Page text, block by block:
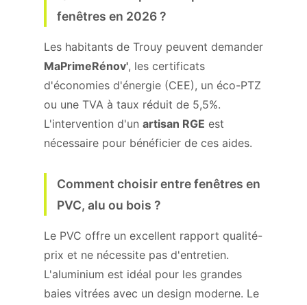
fenêtres en 2026 ?
Les habitants de Trouy peuvent demander
MaPrimeRénov', les certificats
d'économies d'énergie (CEE), un éco-PTZ
ou une TVA à taux réduit de 5,5%.
L'intervention d'un artisan RGE est
nécessaire pour bénéficier de ces aides.
Comment choisir entre fenêtres en
PVC, alu ou bois ?
Le PVC offre un excellent rapport qualité-
prix et ne nécessite pas d'entretien.
L'aluminium est idéal pour les grandes
baies vitrées avec un design moderne. Le